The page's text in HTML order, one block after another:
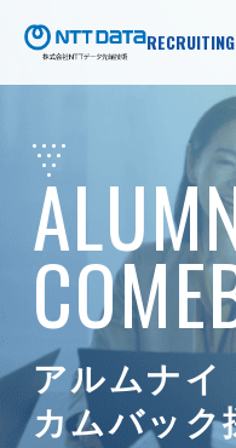
アルムナイ
カムバック